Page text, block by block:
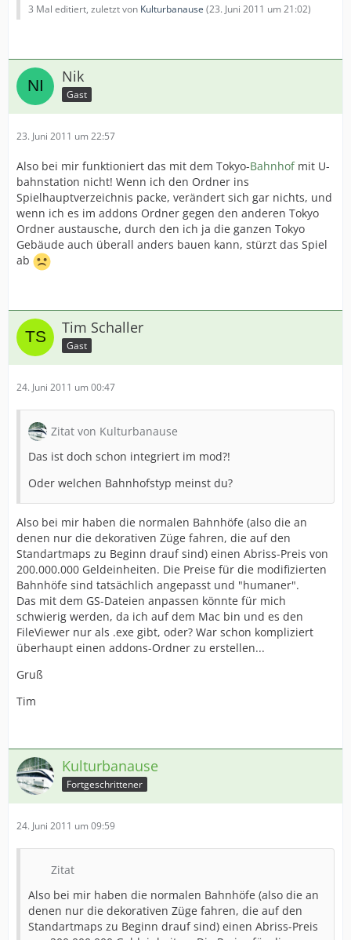
3 Mal editiert, zuletzt von Kulturbanause (23. Juni 2011 um 21:02)
Nik
Gast
23. Juni 2011 um 22:57
Also bei mir funktioniert das mit dem Tokyo-Bahnhofmit U-
bahnstation nicht! Wenn ich den Ordner ins
Spielhauptverzeichnis packe, verändert sich gar nichts, und
wenn ich es im addons Ordner gegen den anderen Tokyo
Ordner austausche, durch den ich ja die ganzen Tokyo
Gebäude auch überall anders bauen kann, stürzt das Spiel
ab
Tim Schaller
Gast
24. Juni 2011 um 00:47
Zitat von Kulturbanause
Das ist doch schon integriert im mod?!
Oder welchen Bahnhofstyp meinst du?
Also bei mir haben die normalen Bahnhöfe (also die an
denen nur die dekorativen Züge fahren, die auf den
Standartmaps zu Beginn drauf sind) einen Abriss-Preis von
200.000.000 Geldeinheiten. Die Preise für die modifizierten
Bahnhöfe sind tatsächlich angepasst und "humaner".
Das mit dem GS-Dateien anpassen könnte für mich
schwierig werden, da ich auf dem Mac bin und es den
FileViewer nur als .exe gibt, oder? War schon kompliziert
überhaupt einen addons-Ordner zu erstellen...
Gruß
Tim
Kulturbanause
Fortgeschrittener
24. Juni 2011 um 09:59
Zitat
Also bei mir haben die normalen Bahnhöfe (also die an
denen nur die dekorativen Züge fahren, die auf den
Standartmaps zu Beginn drauf sind) einen Abriss-Preis